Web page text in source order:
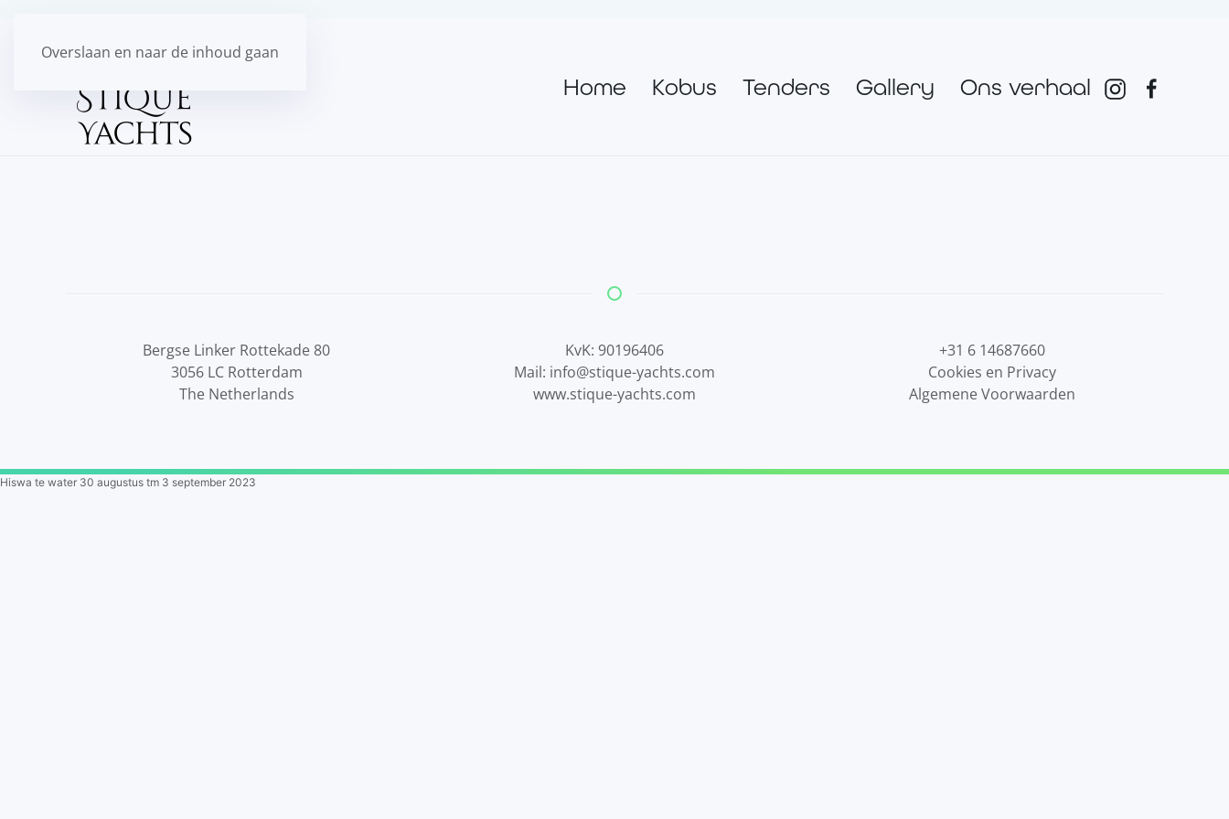
Overslaan en naar de inhoud gaan
Home Kobus Tenders Gallery Ons verhaal
Bergse Linker Rottekade 80
3056 LC Rotterdam
The Netherlands
KvK: 90196406
Mail: info@stique-yachts.com
www.stique-yachts.com
‪+31 6 14687660‬
Cookies en Privacy
Algemene Voorwaarden
Hiswa te water 30 augustus tm 3 september 2023